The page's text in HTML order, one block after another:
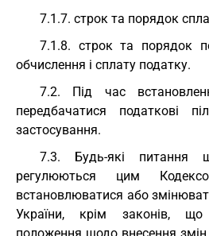
7.1.7. строк та порядок
7.1.8. строк та порядок
обчислення і сплату податку.
7.2. Під час
передбачатися податкові
застосування.
7.3. Будь-які питання
регулюються цим
встановлюватися або
України, крім законів,